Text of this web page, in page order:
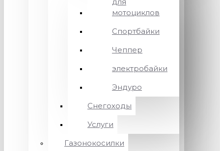
мотоциклов
Спортбайки
Чеппер
электробайки
Эндуро
Снегоходы
Услуги
Газонокосилки